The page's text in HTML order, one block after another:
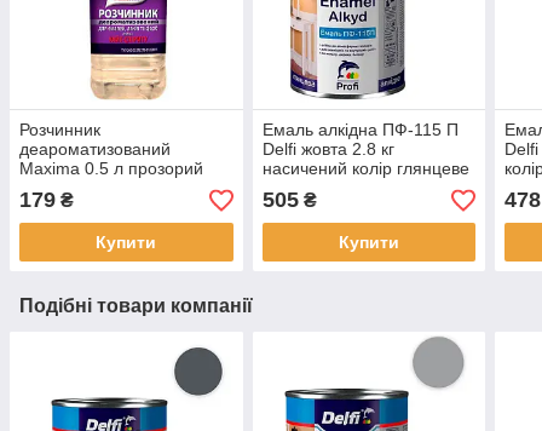
Розчинник
деароматизований
Maxima 0.5 л прозорий
без запаху для
розчинення алкідних
емалей лаків ґрунтовок
олійних фарб
179 ₴
Купити
Емаль алкідна ПФ-115 П
Delfi жовта 2.8 кг
насичений колір глянцеве
покриття для
заґрунтованих металу
дерева та бетону стійка
505₴
Купити
Delfi
для
478
Подібні товари компанії